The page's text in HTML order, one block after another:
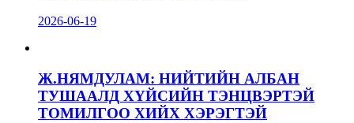
2026-06-19
Ж.НЯМДУЛАМ: НИЙТИЙН АЛБАН
ТУШААЛД ХҮЙСИЙН ТЭНЦВЭРТЭЙ
ТОМИЛГОО ХИЙХ ХЭРЭГТЭЙ